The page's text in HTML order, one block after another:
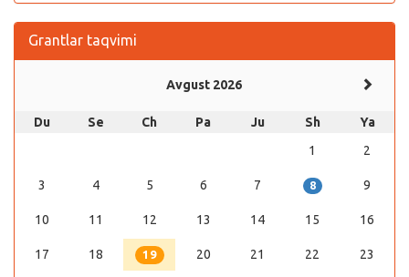
Grantlar taqvimi
Avgust 2026
Du Se Ch Pa Ju Sh
Ya
1
2
3 4 5 6 7 8 9
10 11 12 13 14 15 16
17 18 19 20 21 22 23